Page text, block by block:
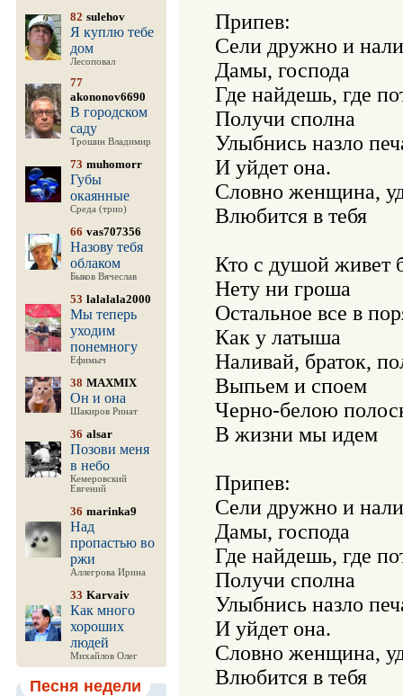
82 sulehov
Я куплю тебе
дом
Лесоповал
77
akononov6690
В городском
саду
Трошин Владимир
73 muhomorr
Губы
окаянные
Среда (трио)
66 vas707356
Назову тебя
облаком
Быков Вячеслав
53 lalalala2000
Мы теперь
уходим
понемногу
Ефимыч
38 MAXMIX
Он и она
Шакиров Ринат
36 alsar
Позови меня
в небо
Кемеровский
Евгений
36 marinka9
Над
пропастью во
ржи
Аллегрова Ирина
33 Karvaiv
Как много
хороших
людей
Михайлов Олег
Песня недели
Припев:
Сели дружно и
Дамы, господа
Где найдешь, где
Получи сполна
Улыбнись назло
И уйдет она.
Словно женщина,
Влюбится в тебя
Кто с душой живет
Нету ни гроша
Остальное все в
Как у латыша
Наливай, браток,
Выпьем и споем
Черно-белою
В жизни мы идем
Припев:
Сели дружно и
Дамы, господа
Где найдешь, где
Получи сполна
Улыбнись назло
И уйдет она.
Словно женщина,
Влюбится в тебя